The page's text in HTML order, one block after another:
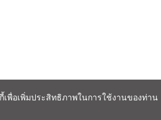
เพื่อเพิ่มประสิทธิภาพในการใช้งานของท่